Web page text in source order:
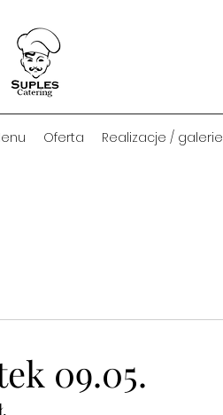
Oferta Realizacje / galerie
09.05.